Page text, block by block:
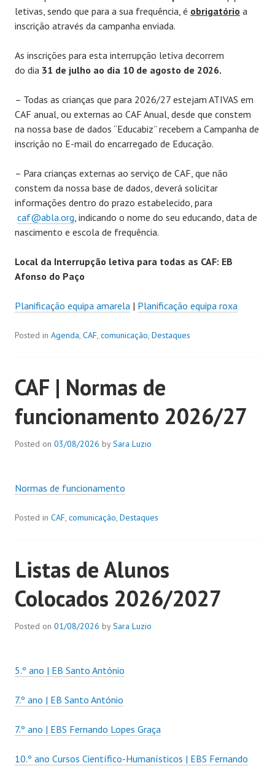
letivas, sendo que para a sua frequência, é obrigatório a
inscrição através da campanha enviada.
As inscrições para esta interrupção letiva decorrem
do dia 31 de julho ao dia 10 de agosto de 2026.
– Todas as crianças que para 2026/27 estejam ATIVAS em
CAF anual, ou externas ao CAF Anual, desde que constem
na nossa base de dados “Educabiz” recebem a Campanha de
inscrição no E-mail do encarregado de Educação.
– Para crianças externas ao serviço de CAF, que não
constem da nossa base de dados, deverá solicitar
informações dentro do prazo estabelecido, para
caf@abla.org, indicando o nome do seu educando, data de
nascimento e escola de frequência.
Local da Interrupção letiva para todas as CAF: EB
Afonso do Paço
Planificação equipa amarela | Planificação equipa roxa
Posted in Agenda, CAF, comunicação, Destaques
CAF | Normas de
funcionamento 2026/27
Posted on 03/08/2026 bySara Luzio
Normas de funcionamento
Posted in CAF, comunicação, Destaques
Listas de Alunos
Colocados 2026/2027
Posted on 01/08/2026 bySara Luzio
5.º ano | EB Santo António
7.º ano | EB Santo António
7.º ano | EBS Fernando Lopes Graça
10.º ano Cursos Científico-Humanísticos | EBS Fernando